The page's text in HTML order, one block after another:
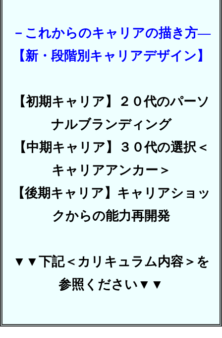
－これからのキャリアの描き方―
【新・段階別キャリアデザイン】
【初期キャリア】２０代のパーソ
ナルブランディング
【中期キャリア】３０代の選択＜
キャリアアンカー＞
【後期キャリア】キャリアショッ
クからの能力再開発
▼▼下記＜カリキュラム内容＞を
参照ください▼▼